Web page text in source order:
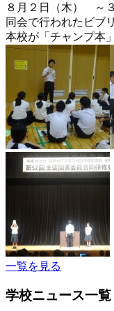
８月２日（木） ～
同会で行われたビブ
本校が「チャンプ本
一覧を見る
学校ニュース一覧